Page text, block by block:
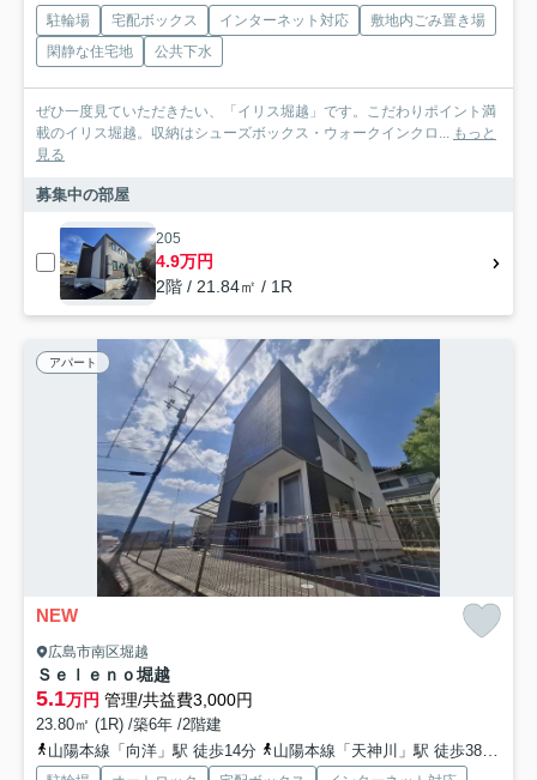
駐輪場 宅配ボックス インターネット対応
敷地内ごみ置き場
閑静な住宅地
公共下水
ぜひ一度見ていただきたい、「イリス堀越」です。こだわりポイント満
載のイリス堀越。収納はシューズボックス・ウォークインクロ...
もっと
見る
募集中の部屋
205
4.9万円
2階 / 21.84㎡ / 1R
アパート
NEW
広島市南区堀越
Ｓｅｌｅｎｏ堀越
5.1万円 管理/共益費3,000円
23.80㎡ (1R) /築6年 /2階建
山陽本線「向洋」駅 徒歩14分
山陽本線「天神川」駅 徒歩38分